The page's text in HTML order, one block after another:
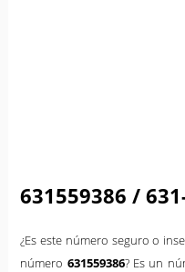
631559386 /
¿Es este número seguro o
número 631559386? Es un